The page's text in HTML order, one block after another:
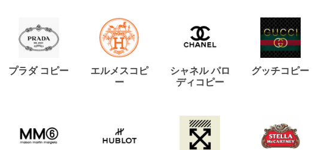
プラダ コピー
エルメスコピ
ー
シャネル パロ
ディコピー
グッチコピー